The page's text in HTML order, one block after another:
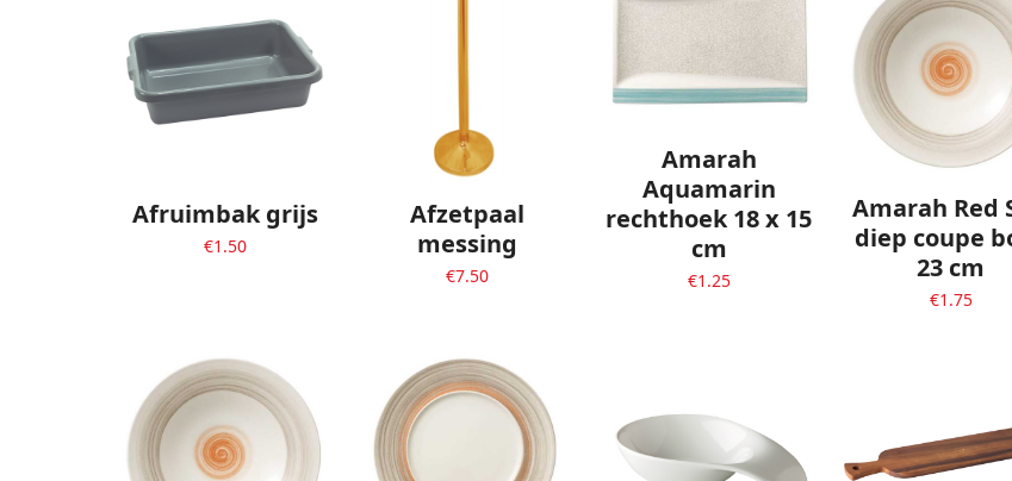
Afruimbak grijs
€1.50
Afzetpaal
messing
€7.50
Amarah
Aquamarin
rechthoek 18 x 15
cm
€1.25
Amarah Red
diep coupe
23 cm
€1.75